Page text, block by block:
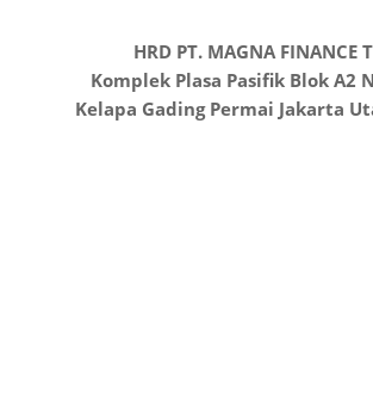
HRD PT. MAGNA FINANCE
Komplek Plasa Pasifik Blok A2
Kelapa Gading Permai Jakarta